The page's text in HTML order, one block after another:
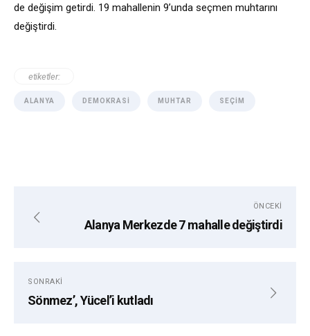
de değişim getirdi. 19 mahallenin 9’unda seçmen muhtarını
değiştirdi.
etiketler:
ALANYA DEMOKRASI MUHTAR SEÇIM
ÖNCEKI
Alanya Merkezde 7 mahalle değiştirdi
SONRAKI
Sönmez’, Yücel’i kutladı